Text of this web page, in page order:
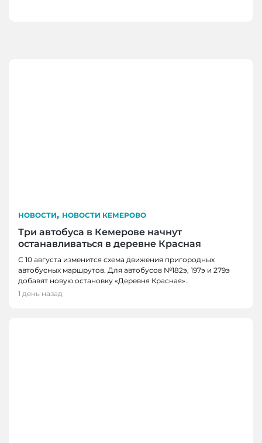
НОВОСТИ, НОВОСТИ КЕМЕРОВО
Три автобуса в Кемерове начнут
останавливаться в деревне Красная
С 10 августа изменится схема движения пригородных
автобусных маршрутов. Для автобусов №182э, 197э и 279э
добавят новую остановку «Деревня Красная»..
1 день назад